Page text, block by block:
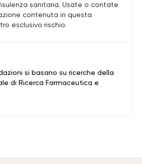
si basano su ricerche della
di Ricerca Farmaceutica e
sanitaria. Usate o contate
contenuta in questa
esclusivo rischio.